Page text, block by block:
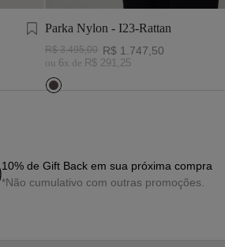
Parka Nylon - I23-Rattan
R$ 3.495,00 R$ 1 747 50
ou 6x de R$ 291, 25
10% de Gift Back em sua próxima compra
*Não cumulativo com outras promoções.